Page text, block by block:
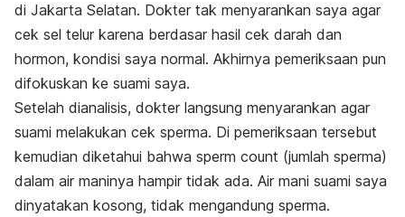
di Jakarta Selatan. Dokter tak menyarankan saya agar
cek sel telur karena berdasar hasil cek darah dan
hormon, kondisi saya normal. Akhirnya pemeriksaan pun
difokuskan ke suami saya.
Setelah dianalisis, dokter langsung menyarankan agar
suami melakukan cek sperma. Di pemeriksaan tersebut
kemudian diketahui bahwa sperm count (jumlah sperma)
dalam air maninya hampir tidak ada. Air mani suami saya
dinyatakan kosong, tidak mengandung sperma.